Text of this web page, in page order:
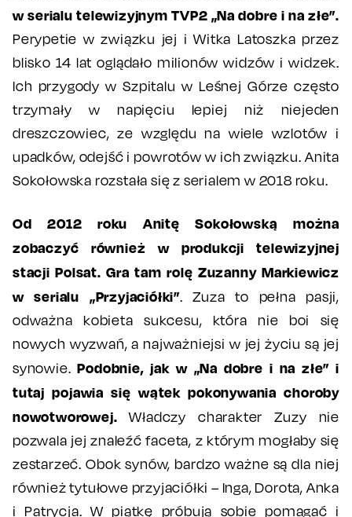
w serialu telewizyjnym TVP2 „Na dobre i na złe”.
Perypetie w związku jej i Witka Latoszka przez
blisko 14 lat oglądało milionów widzów i widzek.
Ich przygody w Szpitalu w Leśnej Górze często
trzymały w napięciu lepiej niż niejeden
dreszczowiec, ze względu na wiele wzlotów i
upadków, odejść i powrotów w ich związku. Anita
Sokołowska rozstała się z serialem w 2018 roku.
Od 2012 roku Anitę Sokołowską można
zobaczyć również w produkcji telewizyjnej
stacji Polsat. Gra tam rolę Zuzanny Markiewicz
w serialu „Przyjaciółki”. Zuza to pełna pasji,
odważna kobieta sukcesu, która nie boi się
nowych wyzwań, a najważniejsi w jej życiu są jej
synowie.Podobnie, jak w „Na dobre i na złe” i
tutaj pojawia się wątek pokonywania choroby
nowotworowej. Władczy charakter Zuzy nie
pozwala jej znaleźć faceta, z którym mogłaby się
zestarzeć. Obok synów, bardzo ważne są dla niej
również tytułowe przyjaciółki – Inga, Dorota, Anka
i Patrycja. W piątkę próbują sobie pomagać i